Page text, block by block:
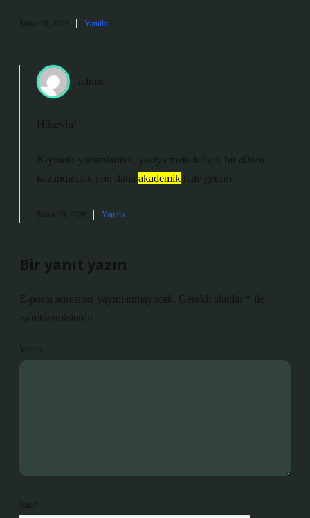
Şubat 10, 2026 Yanıtla
admin
Hüseyin!
Kıymetli yorumlarınız, yazıya metodolojik bir düzen
kazandırarak onu daha akademik hale getirdi.
Şubat 10, 2026 Yanıtla
Bir yanıt yazın
E-posta adresiniz yayınlanmayacak. Gerekli alanlar
ile
işaretlenmişlerdir
Yorum
İsim*